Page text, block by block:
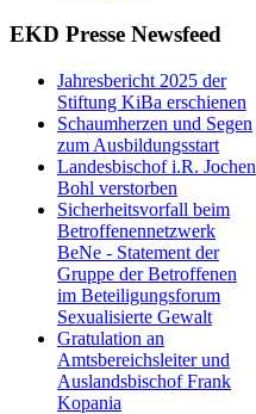
EKD Presse Newsfeed
Jahresbericht 2025 der
Stiftung KiBa erschienen
Schaumherzen und Segen
zum Ausbildungsstart
Landesbischof i.R. Jochen
Bohl verstorben
Sicherheitsvorfall beim
Betroffenennetzwerk
BeNe - Statement der
Gruppe der Betroffenen
im Beteiligungsforum
Sexualisierte Gewalt
Gratulation an
Amtsbereichsleiter und
Auslandsbischof Frank
Kopania